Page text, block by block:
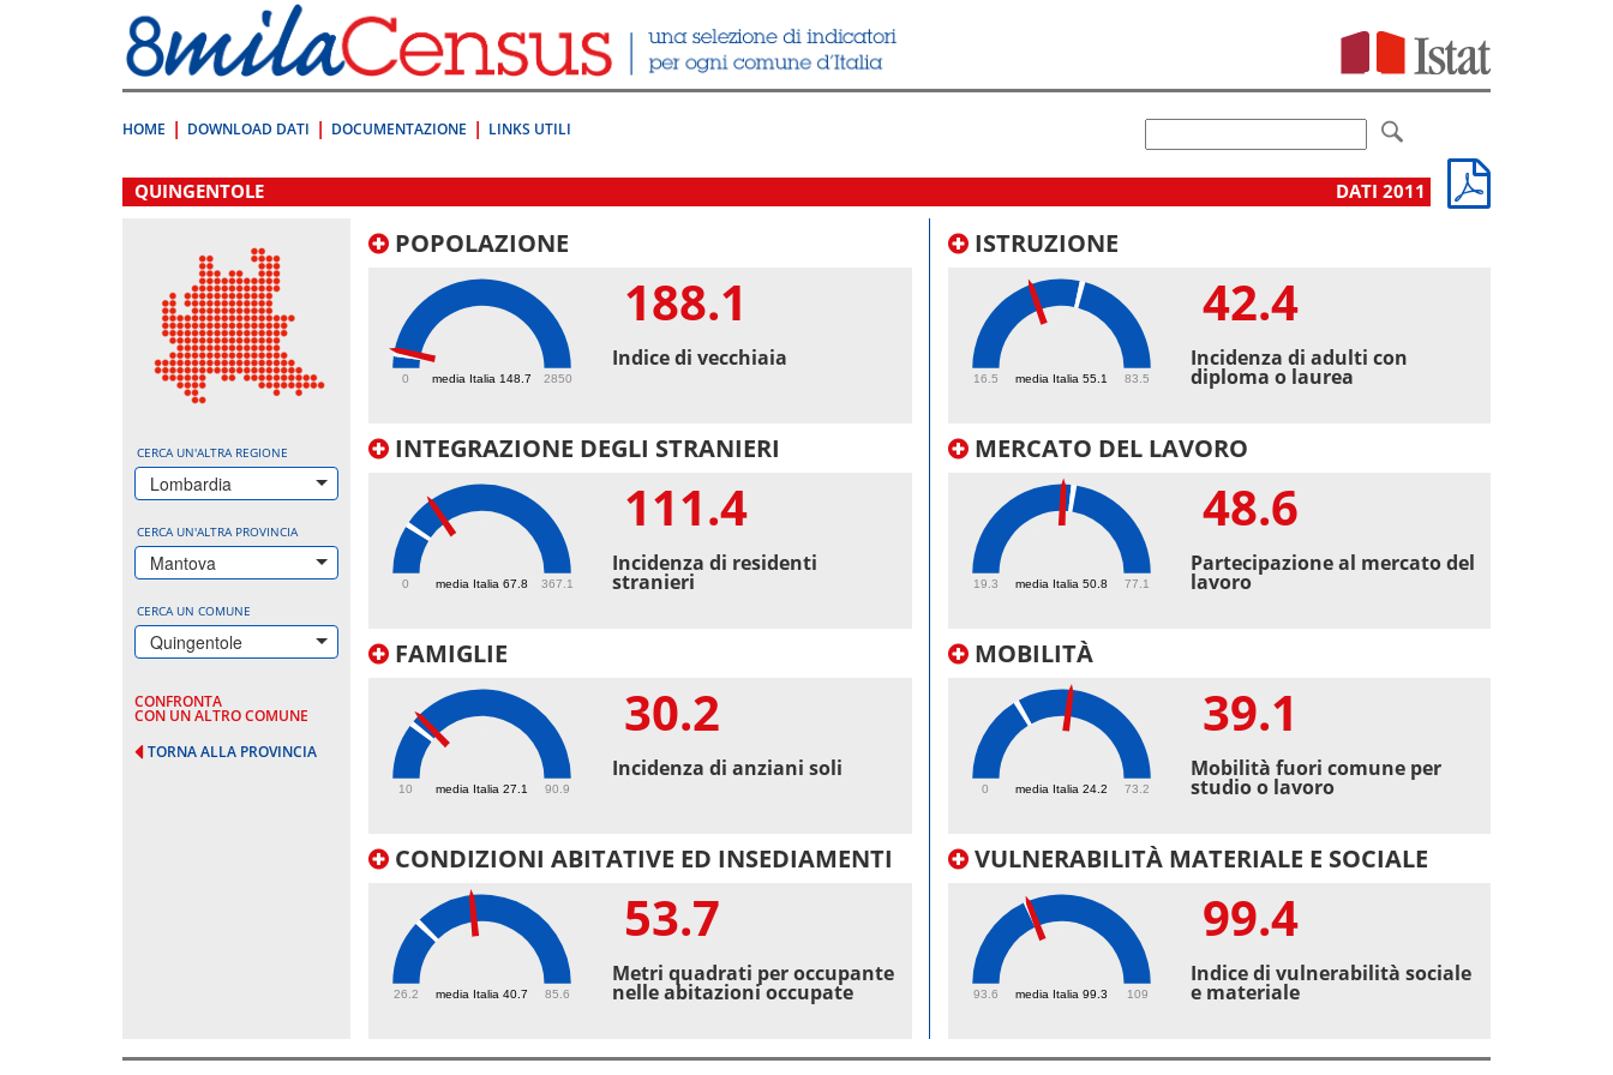
direttamente
a:
Contenuto
HOME DOWNLOAD DATI DOCUMENTAZIONE LINKS UTILI
.
QUINGENTOLE DATI 2011
CERCA UN'ALTRA REGIONE
Lombardia
CERCA UN'ALTRA PROVINCIA
Mantova
CERCA UN COMUNE
Quingentole
CONFRONTA
CON UN ALTRO COMUNE
TORNA ALLA PROVINCIA
POPOLAZIONE
media Italia 148.7
0 2850
188.1
Indice di vecchiaia
INTEGRAZIONE DEGLI STRANIERI
media Italia 67.8
0 367.1
111.4
Incidenza di residenti
stranieri
FAMIGLIE
media Italia 27.1
10 90.9
30.2
Incidenza di anziani soli
CONDIZIONI ABITATIVE ED INSEDIAMENTI
media Italia 40.7
26.2 85.6
53.7
Metri quadrati per occupante
nelle abitazioni occupate
ISTRUZIONE
media Italia 55.1
16.5 83.5
42.4
Incidenza di adulti con
diploma o laurea
MERCATO DEL LAVORO
media Italia 50.8
19.3 77.1
48.6
Partecipazione al mercato del
lavoro
MOBILITÀ
media Italia 24.2
0 73.2
39.1
Mobilità fuori comune per
studio o lavoro
VULNERABILITÀ MATERIALE E SOCIALE
media Italia 99.3
93.6 109
99.4
Indice di vulnerabilità sociale
e materiale